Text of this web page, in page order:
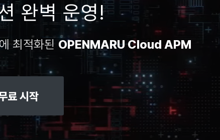
완벽 운영!
최적화된 OPENMARU Cloud APM
료 시작